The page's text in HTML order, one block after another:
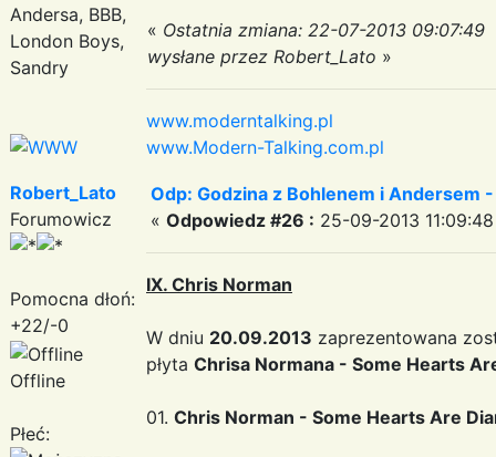
Andersa, BBB,
London Boys,
Sandry
« Ostatnia zmiana: 22-07-2013 09:07:49
wysłane przez Robert_Lato »
www.moderntalking.pl
www.Modern-Talking.com.pl
Robert_Lato
Forumowicz
Pomocna dłoń:
+22/-0
Offline
Płeć:
Odp: Godzina z Bohlenem i Andersem
« Odpowiedz #26 : 25-09-2013
IX. Chris Norman
W dniu 20.09.2013 zaprezentowana
płyta Chrisa Normana - Some Hearts
01. Chris Norman - Some Hearts Are